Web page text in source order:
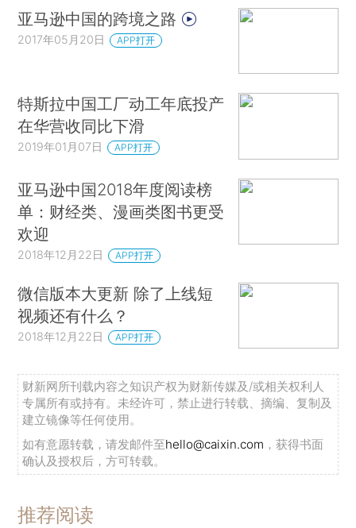
亚马逊中国的跨境之路
2017年05月20日 APP打开
特斯拉中国工厂动工年底投产
在华营收同比下滑
2019年01月07日 APP打开
亚马逊中国2018年度阅读榜
单：财经类、漫画类图书更受
欢迎
2018年12月22日 APP打开
微信版本大更新 除了上线短
视频还有什么？
2018年12月22日 APP打开
财新网所刊载内容之知识产权为财新传媒及/或相关权利人
专属所有或持有。未经许可，禁止进行转载、摘编、复制及
建立镜像等任何使用。
如有意愿转载，请发邮件至hello@caixin.com ，获得书面
确认及授权后，方可转载。
推荐阅读